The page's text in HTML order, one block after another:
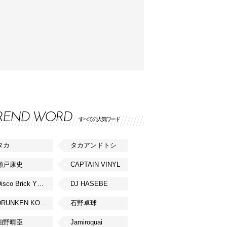
WORD すべての人気ワード
カ タカアンドトシ
戸康史 CAPTAIN VINYL
Disco Brick YOKOHAMA DJ HASEBE
DRUNKEN KONG 石野卓球
野晴臣 Jamiroquai